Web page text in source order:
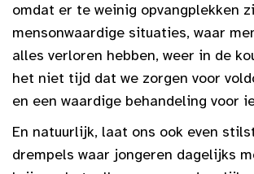
omdat er te weinig opvangplekken
mensonwaardige situaties, waar
alles verloren hebben, weer in de
het niet tijd dat we zorgen voor
en een waardige behandeling voor
En natuurlijk, laat ons ook even
drempels waar jongeren dagelijks